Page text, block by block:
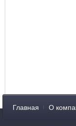
Главная О